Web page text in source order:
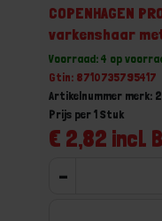
COPENHAGEN
varkenshaar
Voorraad: 4 op
Gtin: 8710735795417
Artikelnummer merk:
€ 2,82 incl.
Prijs per 1 Stuk
-